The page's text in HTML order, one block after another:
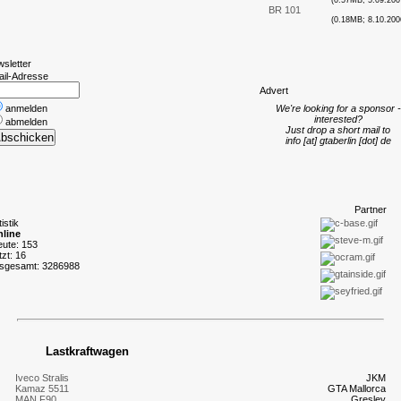
Adresse
anmelden
abmelden
153
16
3286988
BR 101
(0.18MB;
Advert
We're looking for a sponsor -
interested?
Just drop a short mail to
info [at] gtaberlin [dot] de
Partner
Lastkraftwagen
JKM
Iveco Stralis
GTA Mallorca
Kamaz 5511